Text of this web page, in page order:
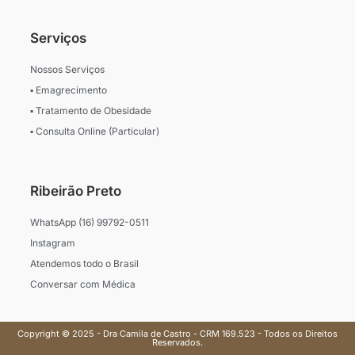
Serviços
Nossos Serviços
▪ Emagrecimento
▪ Tratamento de Obesidade
▪ Consulta Online (Particular)
Ribeirão Preto
WhatsApp (16) 99792-0511
Instagram
Atendemos todo o Brasil
Conversar com Médica
Copyright © 2025 - Dra Camila de Castro - CRM 169.523 - Todos os Direitos
Reservados.